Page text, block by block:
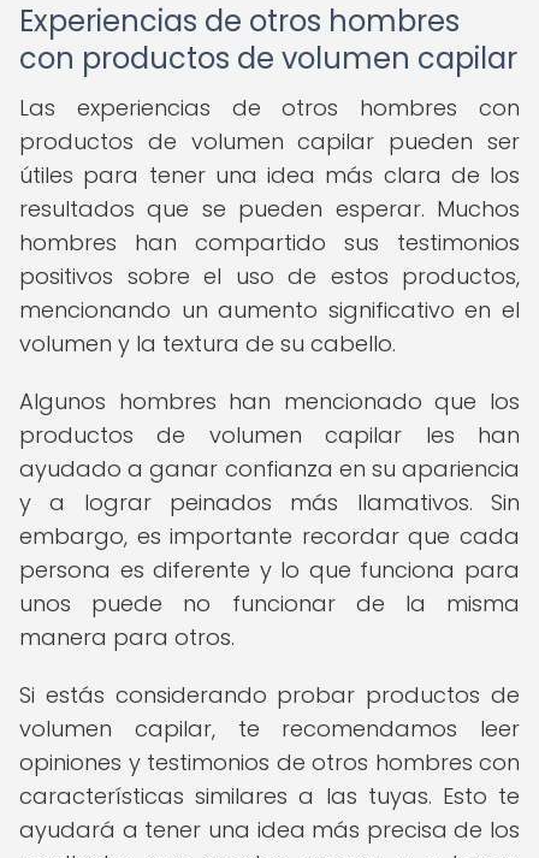
Experiencias de otros hombres
con productos de volumen capilar
Las experiencias de otros hombres con
productos de volumen capilar pueden ser
útiles para tener una idea más clara de los
resultados que se pueden esperar. Muchos
hombres han compartido sus testimonios
positivos sobre el uso de estos productos,
mencionando un aumento significativo en el
volumen y la textura de su cabello.
Algunos hombres han mencionado que los
productos de volumen capilar les han
ayudado a ganar confianza en su apariencia
y a lograr peinados más llamativos. Sin
embargo, es importante recordar que cada
persona es diferente y lo que funciona para
unos puede no funcionar de la misma
manera para otros.
Si estás considerando probar productos de
volumen capilar, te recomendamos leer
opiniones y testimonios de otros hombres con
características similares a las tuyas. Esto te
ayudará a tener una idea más precisa de los